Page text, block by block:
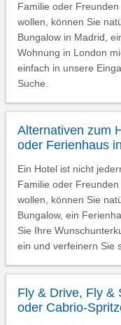
Familie oder
wollen, können Sie
Bungalow in Madrid,
Wohnung in London
einfach in unsere
Suche.
Alternativen zum
oder Ferienhaus
Ein Hotel ist nicht
Familie oder
wollen, können Sie
Bungalow, ein
Sie Ihre
ein und verfeinern Sie
Fly & Drive, Fly &
oder Cabrio-